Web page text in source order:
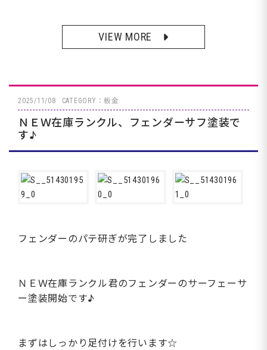
VIEW MORE
2025/11/08 CATEGORY：板金
ＮＥＷ在庫ランクル、フェンダーサフ塗装で
す♪
フェンダーのパテ研ぎが完了しました
ＮＥＷ在庫ランクル君のフェンダーのサーフェーサ
ー塗装開始です♪
まずはしっかり足付けを行います☆